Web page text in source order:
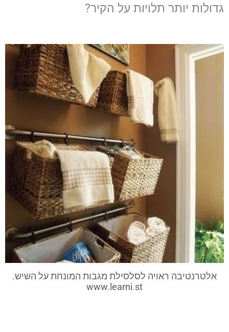
גדולות יותר תלויות על הקיר?
אלטרנטיבה ראויה לסלסילת מגבות המונחת על השיש.
www.learni.st